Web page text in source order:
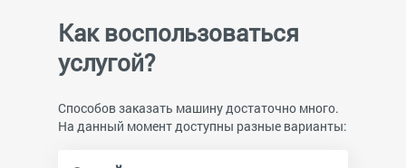
Как воспользоваться
услугой?
Способов заказать машину достаточно много.
На данный момент доступны разные варианты: